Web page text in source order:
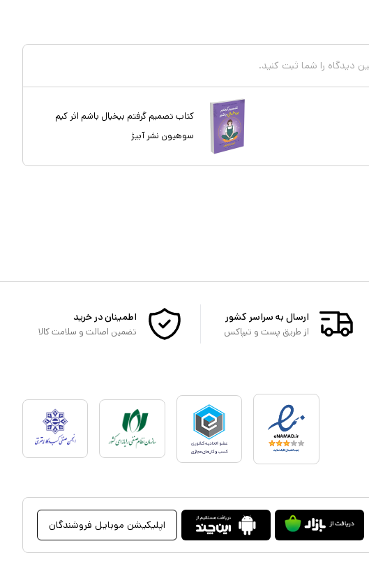
دیدگاه را شما ثبت کنید.
کتاب تصمیم گرفتم بیخیال باشم اثر کیم
سوهیون نشر آبیژ
ارسال به سراسر کشور
از طریق پست و تیپاکس
اطمینان در خرید
تضمین اصالت و سلامت کالا
اپلیکیشن موبایل فروشندگان